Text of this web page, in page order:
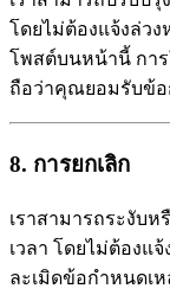
โดยไม่ต้องแจ้งล่ว
โพสต์บนหน้านี้ การ
ถือว่าคุณยอมรับข้
8. การยกเลิก
เราสามารถระงับ
เวลา โดยไม่ต้องแ
ละเมิดข้อกำหนดเ